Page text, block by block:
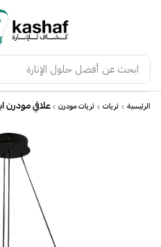
ابحث عن أفضل حلول الإنارة
الرئيسية ثريات ثريات مودرن علاقي مودرن ابيض